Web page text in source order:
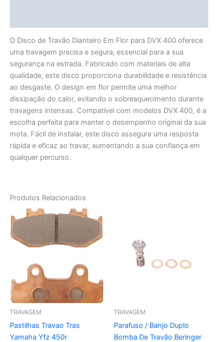
O Disco de Travão Dianteiro Em Flor para DVX 400 oferece
uma travagem precisa e segura, essencial para a sua
segurança na estrada. Fabricado com materiais de alta
qualidade, este disco proporciona durabilidade e resistência
ao desgaste. O design em flor permite uma melhor
dissipação do calor, evitando o sobreaquecimento durante
travagens intensas. Compatível com modelos DVX 400, é a
escolha perfeita para manter o desempenho original da sua
mota. Fácil de instalar, este disco assegura uma resposta
rápida e eficaz ao travar, aumentando a sua confiança em
qualquer percurso.
Produtos Relacionados
TRAVAGEM
Pastilhas Travao Tras
Yamaha Yfz 450r
TRAVAGEM
Parafuso / Banjo Duplo
Bomba De Travão Beringer